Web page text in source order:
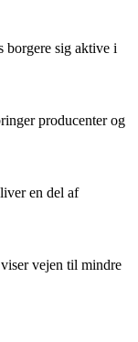
borgere sig aktive i
producenter og
en del af
vejen til mindre